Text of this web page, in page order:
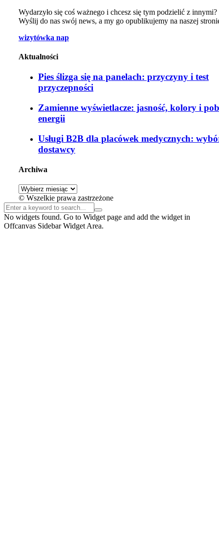
Wydarzyło się coś ważnego i chcesz się tym podzielić z innymi?
Wyślij do nas swój news, a my go opublikujemy na naszej
wizytówka nap
Aktualności
Pies ślizga się na panelach: przyczyny i test
przyczepności
Zamienne wyświetlacze: jasność, kolory i
energii
Usługi B2B dla placówek medycznych:
dostawcy
Archiwa
Archiwa
© Wszelkie prawa zastrzeżone
No widgets found. Go to Widget page and add the widget in
Offcanvas Sidebar Widget Area.